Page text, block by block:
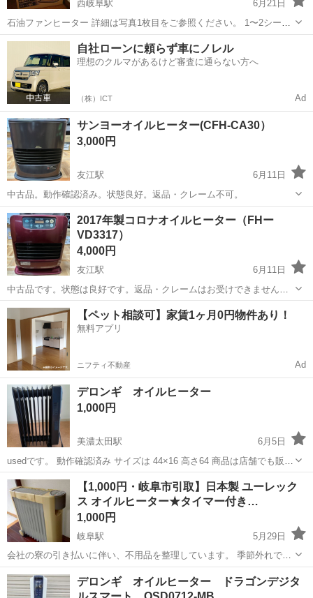
西岐阜駅
6月21日
石油ファンヒーター 詳細は写真1枚目をご参照ください。 1〜2シーズ
ン程度の使用。 今年は使わずに保管していました。 キズなど無く、状
態は良いと思います。 おまけでタンクとポンプ付けます。（写真3枚
目） ノークレーム...
岐阜 岐阜市 西岐阜駅 季節、空調家電
石油ファンヒーター
自社ローンに頼らず車にノレル
理想のクルマがあるけど審査に通らない方へ
（株）ICT Ad
サンヨーオイルヒーター(CFH-CA30）
3,000円
友江駅
6月11日
中古品。動作確認済み。状態良好。返品・クレーム不可。
岐阜 大垣市 友江駅 季節、空調家電
2017年製コロナオイルヒーター（FHー
VD3317）
4,000円
友江駅
6月11日
中古品です。状態は良好です。返品・クレームはお受けできません。
動作確認済みです。
岐阜 大垣市 友江駅 季節、空調家電
【ペット相談可】家賃1ヶ月0円物件あり！
無料アプリ
ニフティ不動産 Ad
デロンギ オイルヒーター
1,000円
美濃太田駅
6月5日
usedです。 動作確認済み サイズは 44×16 高さ64 商品は店舗でも販売
しているため、メッセージ頂いた後、取り置きしておいてからのお引
き取りとさせて頂きます。 引取り場所 岐阜県美濃加茂市古井町下古井
2741 ...
岐阜 美濃加茂市 美濃太田駅 季節、空調家電 デロンギ
【1,000円・岐阜市引取】日本製 ユーレック
ス オイルヒーター★タイマー付き…
1,000円
岐阜駅
5月29日
会社の寮の引き払いに伴い、不用品を整理しています。 季節外れでは
ありますが、高品質なユーレックス（eureks）製のオイルヒーターを
お譲りします。 メーカー： eureks（ユーレックス） ※安心の日本製
岐阜 岐阜市 岐阜駅 季節、空調家電 ユーレックス
デロンギ オイルヒーター ドラゴンデジタ